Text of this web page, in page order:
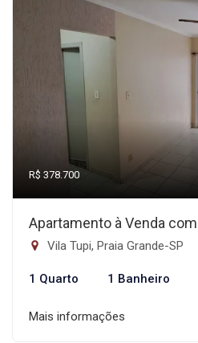
R$ 378.700
Apartamento à Venda
Vila Tupi, Praia Grande-SP
1 Quarto 1 Banheiro
Mais informações